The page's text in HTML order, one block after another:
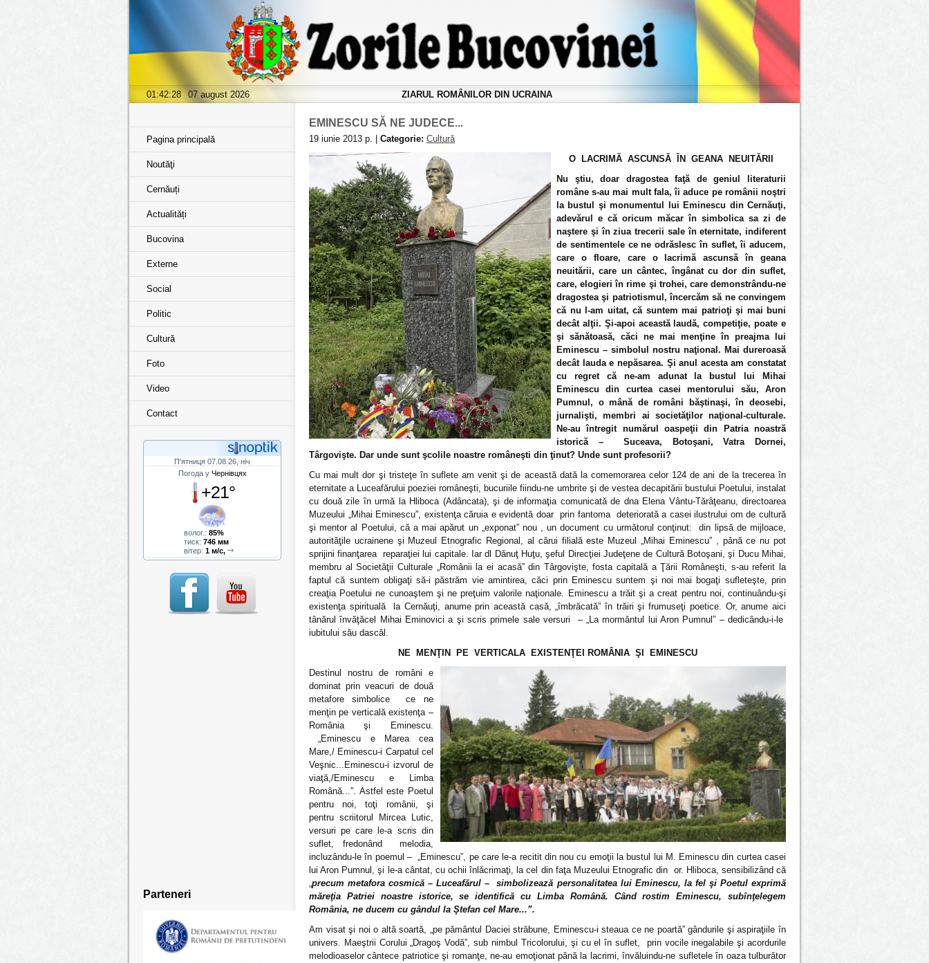
01:42:29 07 august 2026 ZIARUL ROMÂNILOR DIN UCRAINA
Pagina principală
Noutăţi
Cernăuți
Actualități
Bucovina
Externe
Social
Politic
Cultură
Foto
Video
Contact
П'ятниця 07.08.26, ніч
Погода у Чернівцях
+21°
волог.: 85%
тиск: 746 мм
вітер: 1 м/с,
Parteneri
EMINESCU SĂ NE JUDECE...
19 iunie 2013 р. | Categorie: Cultură
O LACRIMĂ ASCUNSĂ ÎN GEANA NEUITĂRII
Nu ştiu, doar dragostea faţă de geniul literaturii
române s-au mai mult fala, îi aduce pe românii noştri
la bustul şi monumentul lui Eminescu din Cernăuţi,
adevărul e că oricum măcar în simbolica sa zi de
naştere şi în ziua trecerii sale în eternitate, indiferent
de sentimentele ce ne odrăslesc în suflet, îi aducem,
care o floare, care o lacrimă ascunsă în geana
neuitării, care un cântec, îngânat cu dor din suflet,
care, elogieri în rime şi trohei, care demonstrându-ne
dragostea şi patriotismul, încercăm să ne convingem
că nu l-am uitat, că suntem mai patrioţi şi mai buni
decât alţii. Şi-apoi această laudă, competiţie, poate e
şi sănătoasă, căci ne mai menţine în preajma lui
Eminescu – simbolul nostru naţional. Mai dureroasă
decât lauda e nepăsarea. Şi anul acesta am constatat
cu regret că ne-am adunat la bustul lui Mihai
Eminescu din curtea casei mentorului său, Aron
Pumnul, o mână de români băştinaşi, în deosebi,
jurnalişti, membri ai societăţilor naţional-culturale.
Ne-au întregit numărul oaspeţii din Patria noastră
istorică – Suceava, Botoşani, Vatra Dornei,
Târgovişte. Dar unde sunt şcolile noastre româneşti din ţinut? Unde sunt profesorii?
Cu mai mult dor şi tristeţe în suflete am venit şi de această dată la comemorarea celor 124 de ani de la trecerea în
eternitate a Luceafărului poeziei româneşti, bucuriile fiindu-ne umbrite şi de vestea decapitării bustului Poetului, instalat
cu două zile în urmă la Hliboca (Adâncata), şi de informaţia comunicată de dna Elena Vântu-Tărâţeanu, directoarea
Muzeului „Mihai Eminescu”, existenţa căruia e evidentă doar prin fantoma deteriorată a casei ilustrului om de cultură
şi mentor al Poetului, că a mai apărut un „exponat” nou , un document cu următorul conţinut: din lipsă de mijloace,
autorităţile ucrainene şi Muzeul Etnografic Regional, al cărui filială este Muzeul „Mihai Eminescu” , până ce nu pot
sprijini finanţarea reparaţiei lui capitale. Iar dl Dănuţ Huţu, şeful Direcţiei Judeţene de Cultură Botoşani, şi Ducu Mihai,
membru al Societăţii Culturale „Românii la ei acasă” din Târgovişte, fosta capitală a Ţării Româneşti, s-au referit la
faptul că suntem obligaţi să-i păstrăm vie amintirea, căci prin Eminescu suntem şi noi mai bogaţi sufleteşte, prin
creaţia Poetului ne cunoaştem şi ne preţuim valorile naţionale. Eminescu a trăit şi a creat pentru noi, continuându-şi
existenţa spirituală la Cernăuţi, anume prin această casă, „îmbrăcată” în trăiri şi frumuseţi poetice. Or, anume aici
tânărul învăţăcel Mihai Eminovici a şi scris primele sale versuri – „La mormântul lui Aron Pumnul” – dedicându-i-le
iubitului său dascăl.
NE MENŢIN PE VERTICALA EXISTENŢEI ROMÂNIA ŞI EMINESCU
Destinul nostru de români e
dominat prin veacuri de două
metafore simbolice ce ne
menţin pe verticală existenţa –
România şi Eminescu.
„Eminescu e Marea cea
Mare,/ Eminescu-i Carpatul cel
Veşnic...Eminescu-i izvorul de
viaţă,/Eminescu e Limba
Română...”. Astfel este Poetul
pentru noi, toţi românii, şi
pentru scriitorul Mircea Lutic,
versuri pe care le-a scris din
suflet, fredonând melodia,
incluzându-le în poemul – „Eminescu”, pe care le-a recitit din nou cu emoţii la bustul lui M. Eminescu din curtea casei
lui Aron Pumnul, şi le-a cântat, cu ochii înlăcrimaţi, la cel din faţa Muzeului Etnografic din or. Hliboca, sensibilizând că
„precum metafora cosmică – Luceafărul – simbolizează personalitatea lui Eminescu, la fel şi Poetul exprimă
măreţia Patriei noastre istorice, se identifică cu Limba Română. Când rostim Eminescu, subînţelegem
România, ne ducem cu gândul la Ştefan cel Mare...”.
Am visat şi noi o altă soartă, „pe pământul Daciei străbune, Eminescu-i steaua ce ne poartă” gândurile şi aspiraţiile în
univers. Maeştrii Corului „Dragoş Vodă”, sub nimbul Tricolorului, şi cu el în suflet, prin vocile inegalabile şi acordurile
melodioaselor cântece patriotice şi romanţe, ne-au emoţionat până la lacrimi, învăluindu-ne sufletele în oaza tulburător